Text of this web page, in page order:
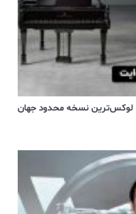
لوکس‌ترین نسخه محدود جهان